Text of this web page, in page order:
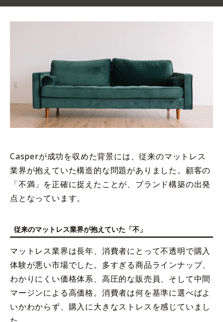
Casperが成功を収めた背景には、従来のマットレス
業界が抱えていた構造的な問題がありました。顧客の
「不満」を正確に捉えたことが、ブランド構築の出発
点となっています。
従来のマットレス業界が抱えていた「不」
マットレス業界は長年、消費者にとって不透明で購入
体験が悪い市場でした。多すぎる商品ラインナップ、
わかりにくい価格体系、高圧的な販売員、そして中間
マージンによる高価格。消費者は何を基準に選べばよ
いかわからず、購入に大きなストレスを感じていまし